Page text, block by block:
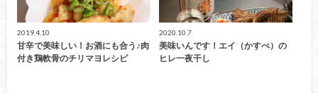
2019.4.10
甘辛で美味しい！お酒にも合う♪肉
付き鶏軟骨のチリマヨレシピ
2020.10.7
美味いんです！エイ（かすべ）の
ヒレ一夜干し